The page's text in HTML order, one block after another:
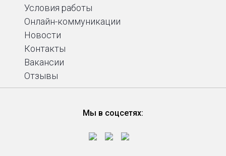
Условия работы
Онлайн-коммуникации
Новости
Контакты
Вакансии
Отзывы
Мы в соцсетях: